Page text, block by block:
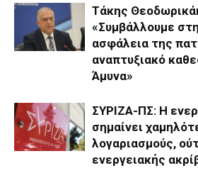
Τάκης
«Συμβάλλουμε
ασφάλεια της
αναπτυξιακό
Άμυνα»
ΣΥΡΙΖΑ-ΠΣ: Η
σημαίνει
λογαριασμούς,
ενεργειακής